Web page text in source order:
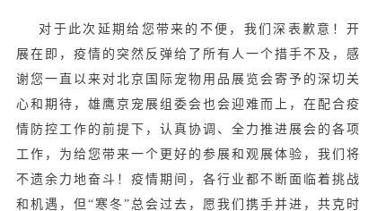
对于 此次延期给您带来的不便，我们深表歉意！开
展在即，疫情的突然反弹给了所有人一个措手不及， 感
谢您一直以来对北 京国际宠物用品展览会寄予的深切关
心和期待，雄鹰京宠展组委会也会迎难而上，在配合疫
情防控工作的前提下，认真协调、全力推进展会的各项
工作，为给您带来一个更好的参展和观展体验，我们将
不遗余力地奋斗！ 疫情期间，各行业都不断面临着挑战
和机遇，但“寒冬”总会过去，愿我们携手并进，共克时